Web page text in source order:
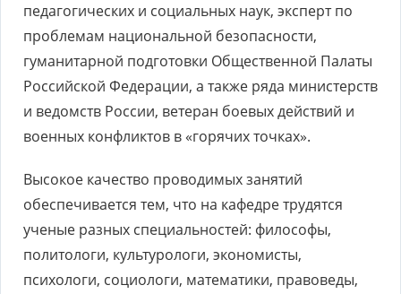
педагогических и социальных наук, эксперт по
проблемам национальной безопасности,
гуманитарной подготовки Общественной Палаты
Российской Федерации, а также ряда министерств
и ведомств России, ветеран боевых действий и
военных конфликтов в «горячих точках».
Высокое качество проводимых занятий
обеспечивается тем, что на кафедре трудятся
ученые разных специальностей: философы,
политологи, культурологи, экономисты,
психологи, социологи, математики, правоведы,